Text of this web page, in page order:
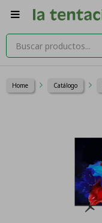

Home Catálogo